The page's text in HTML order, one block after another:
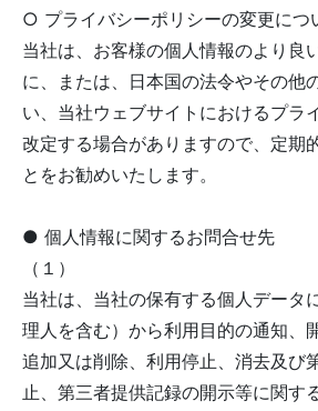
○ プライバシーポリシーの変更につ
当社は、お客様の個人情報のより良
に、または、日本国の法令やその他
い、当社ウェブサイトにおけるプラ
改定する場合がありますので、定期
とをお勧めいたします。
● 個人情報に関するお問合せ先
（１）
当社は、当社の保有する個人データ
理人を含む）から利用目的の通知、
追加又は削除、利用停止、消去及び
止、第三者提供記録の開示等に関す